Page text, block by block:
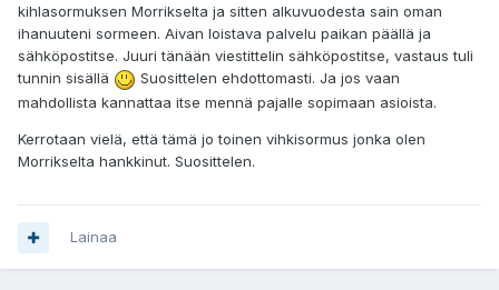
kihlasormuksen Morrikselta ja sitten alkuvuodesta sain oman
ihanuuteni sormeen. Aivan loistava palvelu paikan päällä ja
sähköpostitse. Juuri tänään viestittelin sähköpostitse, vastaus tuli
tunnin sisällä
Suosittelen ehdottomasti. Ja jos vaan
mahdollista kannattaa itse mennä pajalle sopimaan asioista.
Kerrotaan vielä, että tämä jo toinen vihkisormus jonka olen
Morrikselta hankkinut. Suosittelen.
Lainaa